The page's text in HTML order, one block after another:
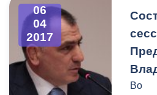
06
04
2017
Во